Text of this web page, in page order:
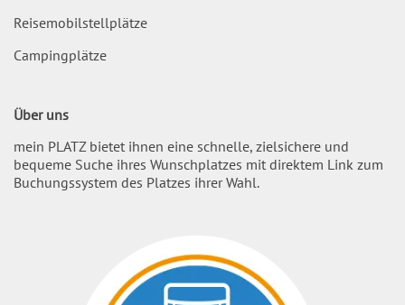
Reisemobilstellplätze
Campingplätze
Über uns
mein PLATZ bietet ihnen eine schnelle, zielsichere und
bequeme Suche ihres Wunschplatzes mit direktem Link zum
Buchungssystem des Platzes ihrer Wahl.